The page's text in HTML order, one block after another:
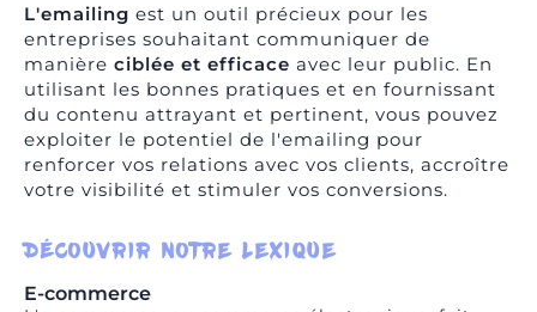
L'emailing est un outil précieux pour les
entreprises souhaitant communiquer de
manière ciblée et efficace avec leur public. En
utilisant les bonnes pratiques et en fournissant
du contenu attrayant et pertinent, vous pouvez
exploiter le potentiel de l'emailing pour
renforcer vos relations avec vos clients, accroître
votre visibilité et stimuler vos conversions.
DÉCOUVRIR NOTRE LEXIQUE
E-commerce